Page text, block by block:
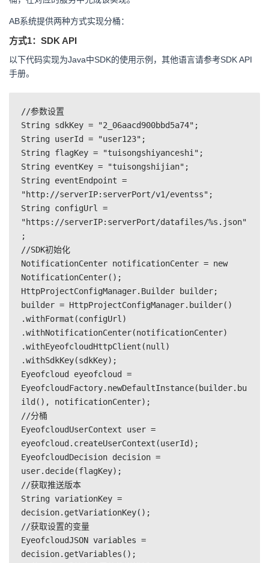
AB系统提供两种方式实现分桶：
方式1：SDK API
以下代码实现为Java中SDK的使用示例，其他语言请参考SDK API
手册。
//参数设置
String sdkKey = "2_06aacd900bbd5a74";
String userId = "user123";
String flagKey = "tuisongshiyanceshi";
String eventKey = "tuisongshijian";
String eventEndpoint =
"http://serverIP:serverPort/v1/eventss";
String configUrl =
"https://serverIP:serverPort/datafiles/%s.json"
;
//SDK初始化
NotificationCenter notificationCenter = new
NotificationCenter();
HttpProjectConfigManager.Builder builder;
builder = HttpProjectConfigManager.builder()
.withFormat(configUrl)
.withNotificationCenter(notificationCenter)
.withEyeofcloudHttpClient(null)
.withSdkKey(sdkKey);
Eyeofcloud eyeofcloud =
EyeofcloudFactory.newDefaultInstance(builder.bu
ild(), notificationCenter);
//分桶
EyeofcloudUserContext user =
eyeofcloud.createUserContext(userId);
EyeofcloudDecision decision =
user.decide(flagKey);
//获取推送版本
String variationKey =
decision.getVariationKey();
//获取设置的变量
EyeofcloudJSON variables =
decision.getVariables();